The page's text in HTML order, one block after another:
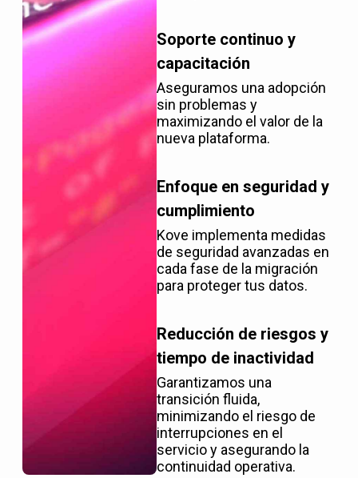
Soporte continuo y
capacitación
Aseguramos una adopción
sin problemas y
maximizando el valor de la
nueva plataforma.
Enfoque en seguridad y
cumplimiento
Kove implementa medidas
de seguridad avanzadas en
cada fase de la migración
para proteger tus datos.
Reducción de riesgos y
tiempo de inactividad
Garantizamos una
transición fluida,
minimizando el riesgo de
interrupciones en el
servicio y asegurando la
continuidad operativa.